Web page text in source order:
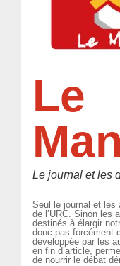
Le
Le journal et les
Seul le journal et les
de l’URC. Sinon les
destinés à élargir
donc pas forcément
développée par les
en fin d’article,
de nourrir le débat